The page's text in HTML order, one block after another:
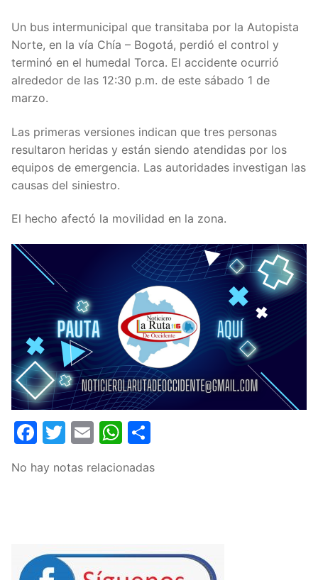
Un bus intermunicipal que transitaba por la Autopista
Norte, en la vía Chía – Bogotá, perdió el control y
terminó en el humedal Torca. El accidente ocurrió
alrededor de las 12:30 p.m. de este sábado 1 de
marzo.
Las primeras versiones indican que tres personas
resultaron heridas y están siendo atendidas por los
equipos de emergencia. Las autoridades investigan las
causas del siniestro.
El hecho afectó la movilidad en la zona.
Facebook
Twitter
EmailWhatsApp
No hay notas relacionadas